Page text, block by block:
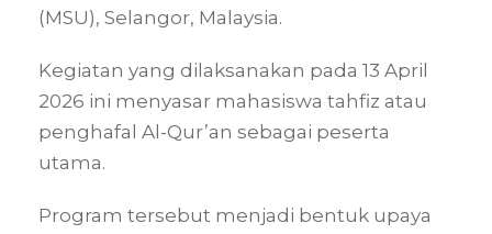
(MSU), Selangor, Malaysia.
Kegiatan yang dilaksanakan pada 13 April
2026 ini menyasar mahasiswa tahfiz atau
penghafal Al-Qur’an sebagai peserta
utama.
Program tersebut menjadi bentuk upaya